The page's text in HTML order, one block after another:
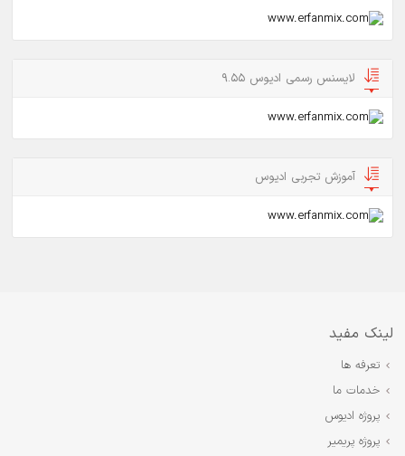
لایسنس رسمی ادیوس 9.55
آموزش تجربی ادیوس
لینک مفید
تعرفه ها
خدمات ما
پروژه ادیوس
پروژه پریمیر